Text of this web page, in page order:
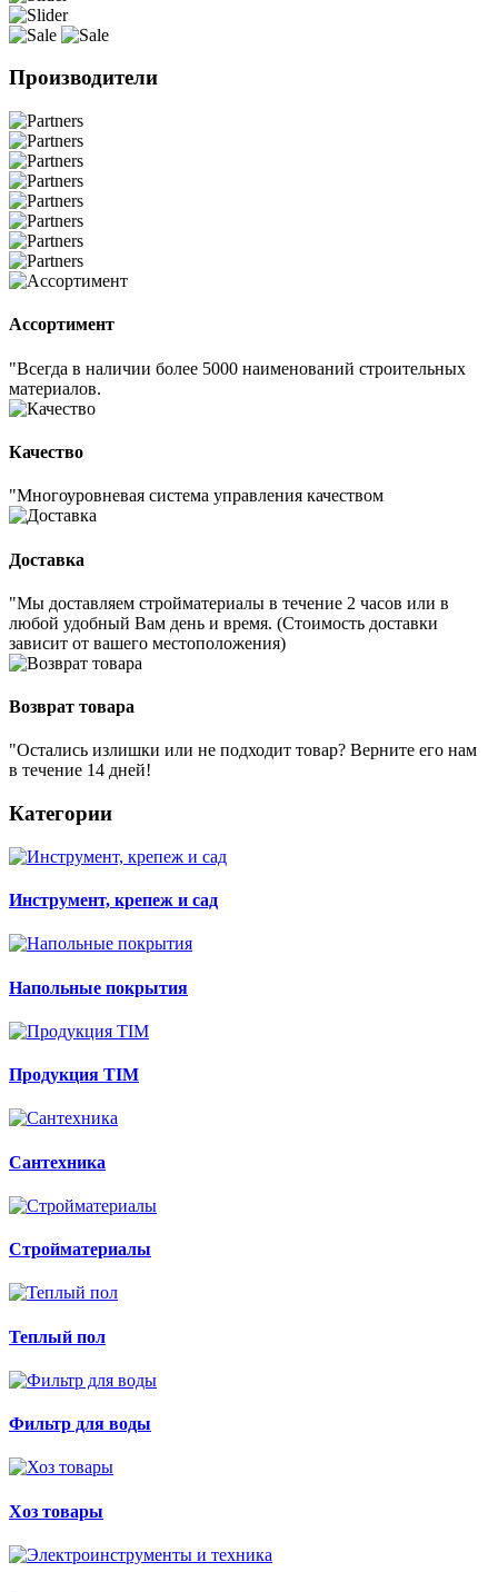
Производители
Ассортимент
"Всегда в наличии более 5000 наименований строительных
материалов.
Качество
"Многоуровневая система управления качеством
Доставка
"Мы доставляем стройматериалы в течение 2 часов или в
любой удобный Вам день и время. (Стоимость доставки
зависит от вашего местоположения)
Возврат товара
"Остались излишки или не подходит товар? Верните его нам
в течение 14 дней!
Категории
Инструмент, крепеж и сад
Напольные покрытия
Продукция TIM
Сантехника
Стройматериалы
Теплый пол
Фильтр для воды
Хоз товары